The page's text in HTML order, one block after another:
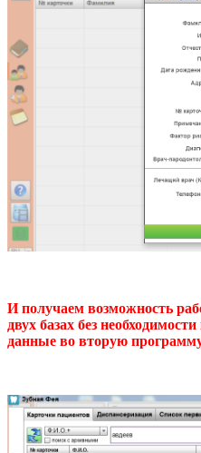
И получаем возможность
двух базах без
данные во вторую